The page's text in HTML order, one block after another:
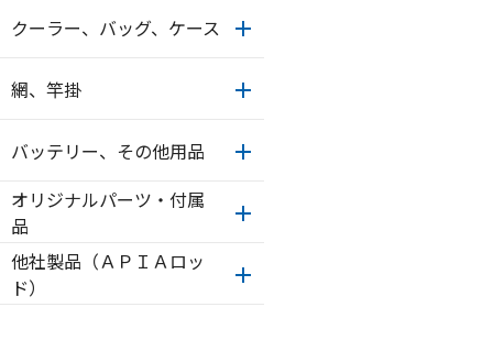
クーラー、バッグ、ケース
網、竿掛
バッテリー、その他用品
オリジナルパーツ・付属
品
他社製品（ＡＰＩＡロッ
ド）